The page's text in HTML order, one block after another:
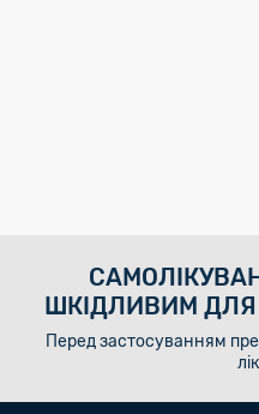
ШКІДЛИВИМ ДЛЯ
Перед застосуванням